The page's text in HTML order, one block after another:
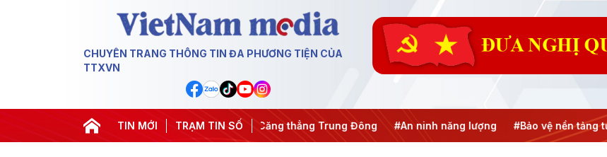
CHUYÊN TRANG THÔNG TIN ĐA PHƯƠNG TIỆN CỦA
TTXVN
TIN MỚI TRẠM TIN SỐ
#Chống khai thác IUU #Căng thẳng Trung Đông #An ninh năng lượng #Bảo vệ nền tảng tư tưởng của Đảng